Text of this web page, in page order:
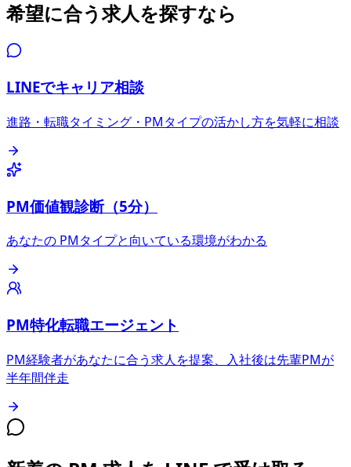
希望に合う求人を探すなら
LINEでキャリア相談
進路・転職タイミング・PMタイプの活かし方を気軽に相談
PM価値観診断（5分）
あなたの PMタイプと向いている環境がわかる
PM特化転職エージェント
PM経験者があなたに合う求人を提案、入社後は先輩PMが
半年間伴走